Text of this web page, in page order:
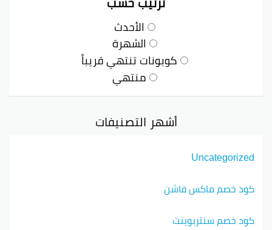
الأحدث
الشهرة
كوبونات تنتهي قريباً
منتهي
أشهر التصنيفات
Uncategorized
كود خصم ماكس فاشن
كود خصم سنتربوينت